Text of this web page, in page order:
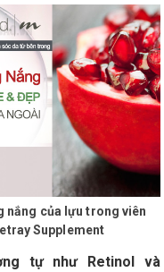
nắng của lựu trong viên
Supplement
tự như Retinol và